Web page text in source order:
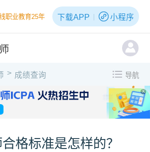
职业教育25年 下载APP 小程序
> 成绩查询 导航
X
格标准是怎样的？